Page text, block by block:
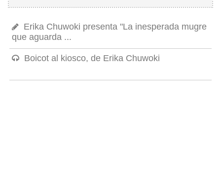
Erika Chuwoki presenta "La inesperada mugre
que aguarda ...
Boicot al kiosco, de Erika Chuwoki